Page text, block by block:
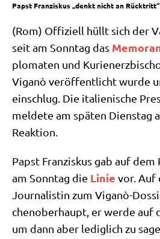
Papst Franziskus „denkt nicht an Rücktritt“
(Rom) Offi­zi­ell hüllt sich der
seit am Sonn­tag das
plo­ma­ten und
Viganò ver­öf­fent­licht wur­de
ein­schlug. Die ita­lie­ni­sche
mel­de­te am spä­ten Diens­tag
Reaktion.
Papst Fran­zis­kus gab auf
am Sonn­tag die Linie vor. Auf
Jour­na­li­stin zum Viganò-
chen­ober­haupt, er wer­de auf
um dann aber ledig­lich zu